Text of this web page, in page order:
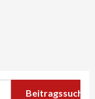
Beitragssuche